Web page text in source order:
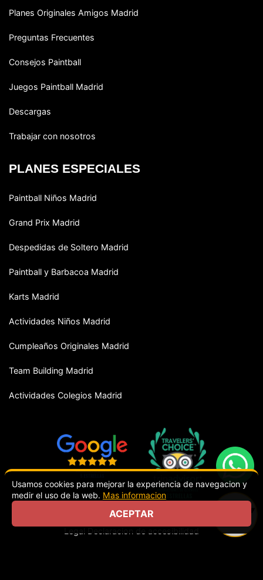
Usamos cookies para mejorar la experiencia de navegacion y
medir el uso de la web. Mas informacion
ACEPTAR
Planes Originales Amigos Madrid
Preguntas Frecuentes
Consejos Paintball
Juegos Paintball Madrid
Descargas
Trabajar con nosotros
PLANES ESPECIALES
Paintball Niños Madrid
Grand Prix Madrid
Despedidas de Soltero Madrid
Paintball y Barbacoa Madrid
Karts Madrid
Actividades Niños Madrid
Cumpleaños Originales Madrid
Team Building Madrid
Actividades Colegios Madrid
© 2026 Action Live. Todos los derechos reservados.